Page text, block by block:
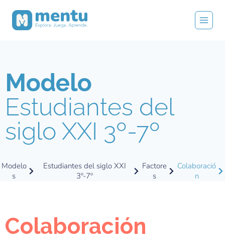
Modelo
Estudiantes del
siglo XXI 3º-7º
Modelo
s
Estudiantes del siglo XXI
3º-7º
Factore
s
Colaboració
n
Colaboración